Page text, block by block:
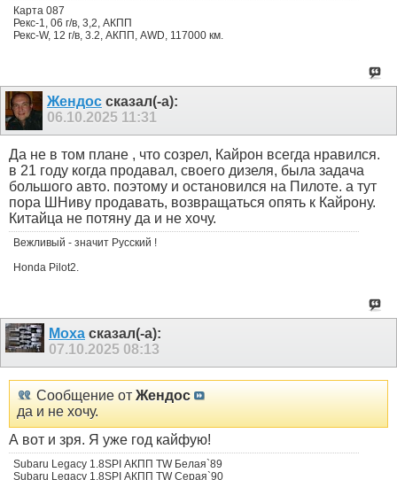
Карта 087
Рекс-1, 06 г/в, 3,2, АКПП
Рекс-W, 12 г/в, 3.2, АКПП, AWD, 117000 км.
Жендоссказал(-а):
06.10.2025 11:31
Да не в том плане , что созрел, Кайрон всегда нравился.
в 21 году когда продавал, своего дизеля, была задача
большого авто. поэтому и остановился на Пилоте. а тут
пора ШНиву продавать, возвращаться опять к Кайрону.
Китайца не потяну да и не хочу.
Вежливый - значит Русский !
Honda Pilot2.
Moxa сказал(-а):
07.10.2025 08:13
Сообщение от Жендос
да и не хочу.
А вот и зря. Я уже год кайфую!
Subaru Legacy 1.8SPI АКПП TW Белая`89
Subaru Legacy 1.8SPI АКПП TW Серая`90